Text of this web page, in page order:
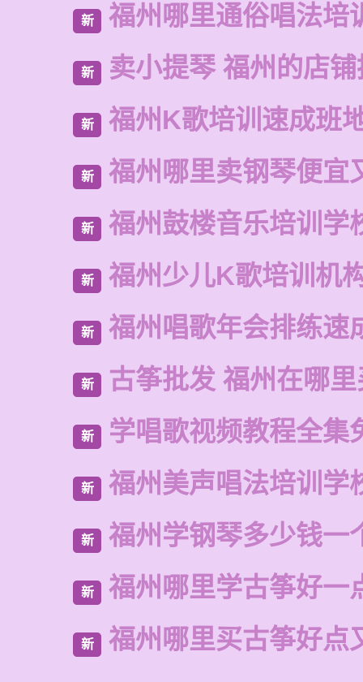
新 福州哪里通俗唱法培
新 卖小提琴 福州的店
新 福州K歌培训速成班
新 福州哪里卖钢琴便宜
新 福州鼓楼音乐培训学
新 福州少儿K歌培训机
新 福州唱歌年会排练速
新 古筝批发 福州在哪
新 学唱歌视频教程全集
新 福州美声唱法培训学
新 福州学钢琴多少钱一
新 福州哪里学古筝好一
新 福州哪里买古筝好点